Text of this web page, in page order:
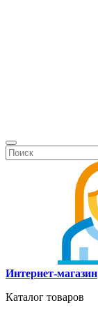
Интернет-магазин
Каталог товаров